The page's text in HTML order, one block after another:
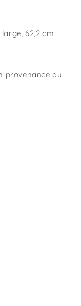
62,2 cm
provenance du